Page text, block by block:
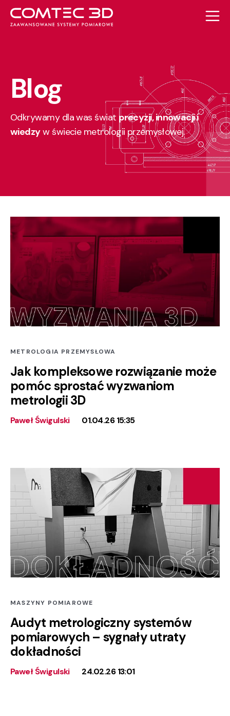
Blog
Odkrywamy dla was świat precyzji, innowacji i
wiedzyw świecie metrologii przemysłowej.
METROLOGIA PRZEMYSŁOWA
Jak kompleksowe rozwiązanie może
pomóc sprostać wyzwaniom
metrologii 3D
Paweł Świgulski 01.04.26 15:35
MASZYNY POMIAROWE
Audyt metrologiczny systemów
pomiarowych – sygnały utraty
dokładności
Paweł Świgulski 24.02.26 13:01